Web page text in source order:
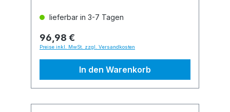
lieferbar in 3-7 Tagen
96,98 €
Preise inkl. MwSt. zzgl. Versandkosten
In den Warenkorb